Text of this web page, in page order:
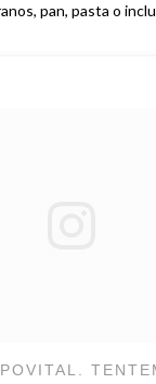
pan, pasta o